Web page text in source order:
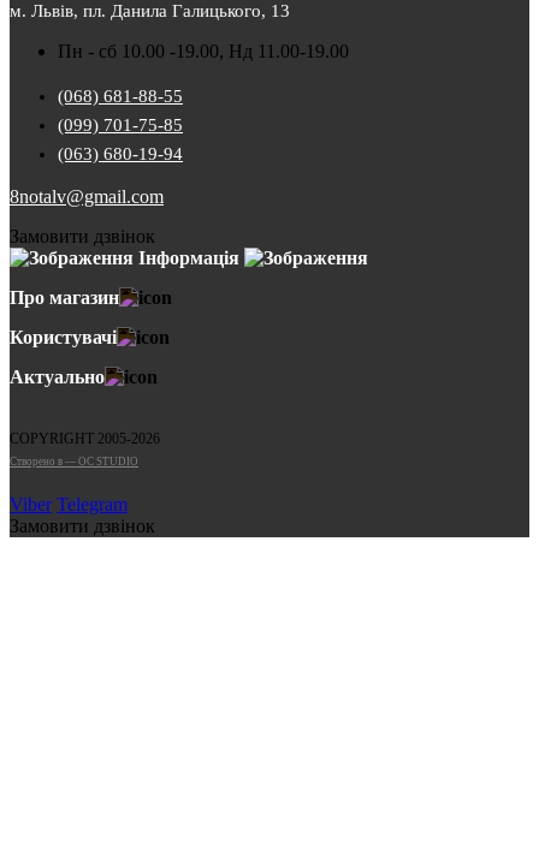
м. Львів, пл. Данила Галицького, 13
Пн - сб 10.00 -19.00, Нд 11.00-19.00
(068) 681-88-55
(099) 701-75-85
(063) 680-19-94
8notalv@gmail.com
Замовити дзвінок
Інформація
Про магазин
Користувачі
Актуально
COPYRIGHT 2005-2026
Cтворено в — OC STUDIO
Viber Telegram
Замовити дзвінок